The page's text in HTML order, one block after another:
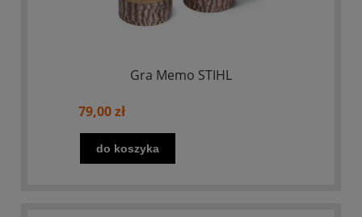
Gra Memo STIHL
79,00 zł
do koszyka